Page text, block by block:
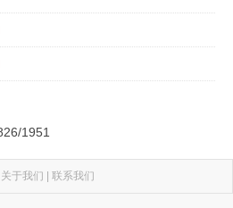
1951
关于我们 | 联系我们